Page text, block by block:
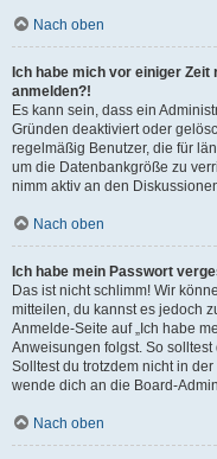
Nach oben
Ich habe mich vor einiger
anmelden?!
Es kann sein, dass ein
Gründen deaktiviert oder
regelmäßig Benutzer, die für
um die Datenbankgröße zu
nimm aktiv an den
Nach oben
Ich habe mein Passwort
Das ist nicht schlimm! Wir
mitteilen, du kannst es jedoch
Anmelde-Seite auf „Ich habe
Anweisungen folgst. So
Solltest du trotzdem nicht in
wende dich an die Board-
Nach oben